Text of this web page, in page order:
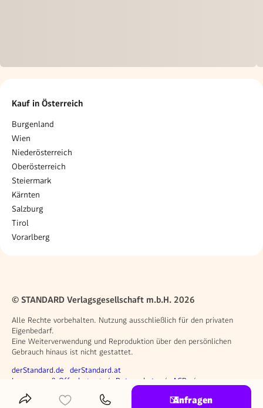
Kauf in Österreich
Burgenland
Wien
Niederösterreich
Oberösterreich
Steiermark
Kärnten
Salzburg
Tirol
Vorarlberg
Anfragen
© STANDARD Verlagsgesellschaft m.b.H. 2026
Alle Rechte vorbehalten. Nutzung ausschließlich für den privaten
Eigenbedarf.
Eine Weiterverwendung und Reproduktion über den persönlichen
Gebrauch hinaus ist nicht gestattet.
Weitere Angebote
derStandard.de derStandard.at
Rechtliches
Impressum & Offenlegung Datenschutz
AGB
Privacy Manager